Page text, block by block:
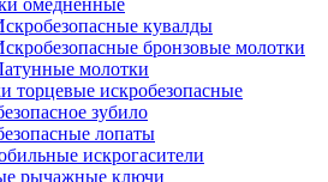
омедненные
кувалды
бронзовые молотки
молотки
торцевые искробезопасные
зубило
лопаты
искрогасители
рычажные ключи